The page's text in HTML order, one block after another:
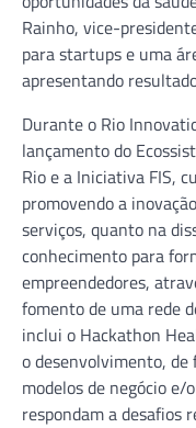
Rainho, vice-
para startups e uma
apresentando
Durante o Rio
lançamento do
Rio e a Iniciativa FIS,
promovendo a
serviços, quanto na
conhecimento para
empreendedores,
fomento de uma rede
inclui o Hackathon
o desenvolvimento, de
modelos de negócio e/
respondam a desafios